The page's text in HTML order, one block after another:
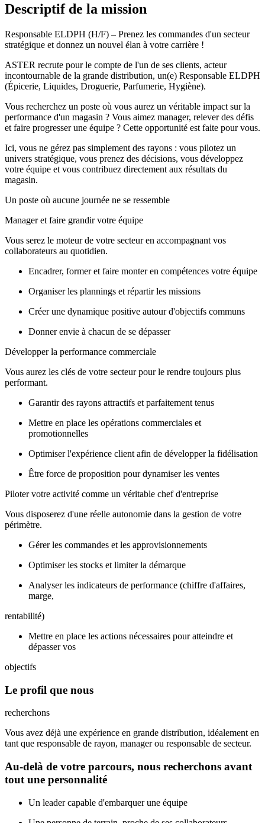
Descriptif de la mission
Responsable ELDPH (H/F) – Prenez les commandes d'un secteur
stratégique et donnez un nouvel élan à votre carrière !
ASTER recrute pour le compte de l'un de ses clients, acteur
incontournable de la grande distribution, un(e) Responsable ELDPH
(Épicerie, Liquides, Droguerie, Parfumerie, Hygiène).
Vous recherchez un poste où vous aurez un véritable impact sur la
performance d'un magasin ? Vous aimez manager, relever des défis
et faire progresser une équipe ? Cette opportunité est faite pour vous.
Ici, vous ne gérez pas simplement des rayons : vous pilotez un
univers stratégique, vous prenez des décisions, vous développez
votre équipe et vous contribuez directement aux résultats du
magasin.
Un poste où aucune journée ne se ressemble
Manager et faire grandir votre équipe
Vous serez le moteur de votre secteur en accompagnant vos
collaborateurs au quotidien.
Encadrer, former et faire monter en compétences votre équipe
Organiser les plannings et répartir les missions
Créer une dynamique positive autour d'objectifs communs
Donner envie à chacun de se dépasser
Développer la performance commerciale
Vous aurez les clés de votre secteur pour le rendre toujours plus
performant.
Garantir des rayons attractifs et parfaitement tenus
Mettre en place les opérations commerciales et
promotionnelles
Optimiser l'expérience client afin de développer la fidélisation
Être force de proposition pour dynamiser les ventes
Piloter votre activité comme un véritable chef d'entreprise
Vous disposerez d'une réelle autonomie dans la gestion de votre
périmètre.
Gérer les commandes et les approvisionnements
Optimiser les stocks et limiter la démarque
Analyser les indicateurs de performance (chiffre d'affaires,
marge,
rentabilité)
Mettre en place les actions nécessaires pour atteindre et
dépasser vos
objectifs
Le profil que nous
recherchons
Vous avez déjà une expérience en grande distribution, idéalement en
tant que responsable de rayon, manager ou responsable de secteur.
Au-delà de votre parcours, nous recherchons avant
tout une personnalité
Un leader capable d'embarquer une équipe